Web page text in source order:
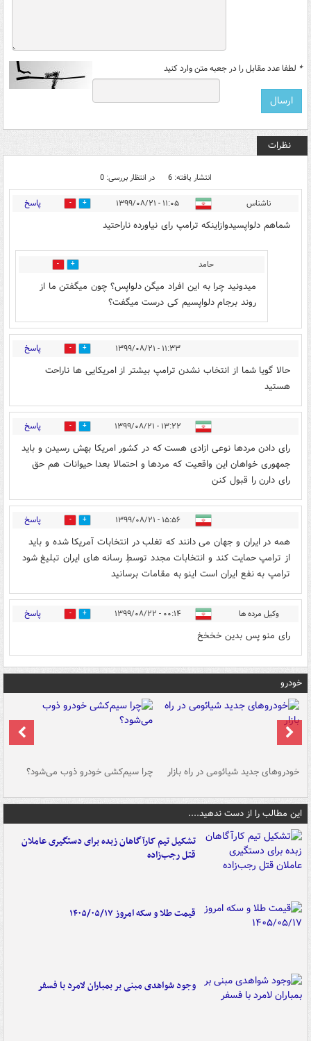
* لطفا عدد مقابل را در جعبه متن وارد کنید
نظرات
انتشار یافته: 6 در انتظار بررسی: 0
ناشناس ۱۱:۰۵ - ۱۳۹۹/۰۸/۲۱ 1 پاسخ
شماهم دلواپسیدوازاینکه ترامپ رای نیاورده ناراحتید
حامد 0
میدونید چرا به این افراد میگن دلواپس؟ چون میگفتن ما از
روند برجام دلواپسیم کی درست میگفت؟
۱۱:۳۳ - ۱۳۹۹/۰۸/۲۱ 0 پاسخ
حالا گویا شما از انتخاب نشدن ترامپ بیشتر از امریکایی ها ناراحت
هستید
۱۳:۲۲ - ۱۳۹۹/۰۸/۲۱ 1 پاسخ
رای دادن مردها نوعی ازادی هست که در کشور امریکا بهش رسیدن و باید
جمهوری خواهان این واقعیت که مردها و احتمالا بعدا حیوانات هم حق
رای دارن را قبول کنن
۱۵:۵۶ - ۱۳۹۹/۰۸/۲۱ 1 پاسخ
همه در ایران و جهان می دانند که تغلب در انتخابات آمریکا شده و باید
از ترامپ حمایت کند و انتخابات مجدد توسطِ رسانه های ایران تبلیغ شود
ترامپ به نفع ایران است اینو به مقامات برسانید
وکیل مرده ها ۰۰:۱۴ - ۱۳۹۹/۰۸/۲۲ 0 پاسخ
رای منو پس بدین خخخخ
خودرو
خودروهای جدید شیائومی در راه بازار چرا سیم‌کشی خودرو ذوب می‌شود؟
این مطالب را از دست ندهید....
تشکیل تیم کارآگاهان زبده برای دستگیری عاملان
قتل رجب‌زاده
قیمت طلا و سکه امروز ۱۴۰۵/۰۵/۱۷
وجود شواهدی مبنی بر بمباران لامرد با فسفر